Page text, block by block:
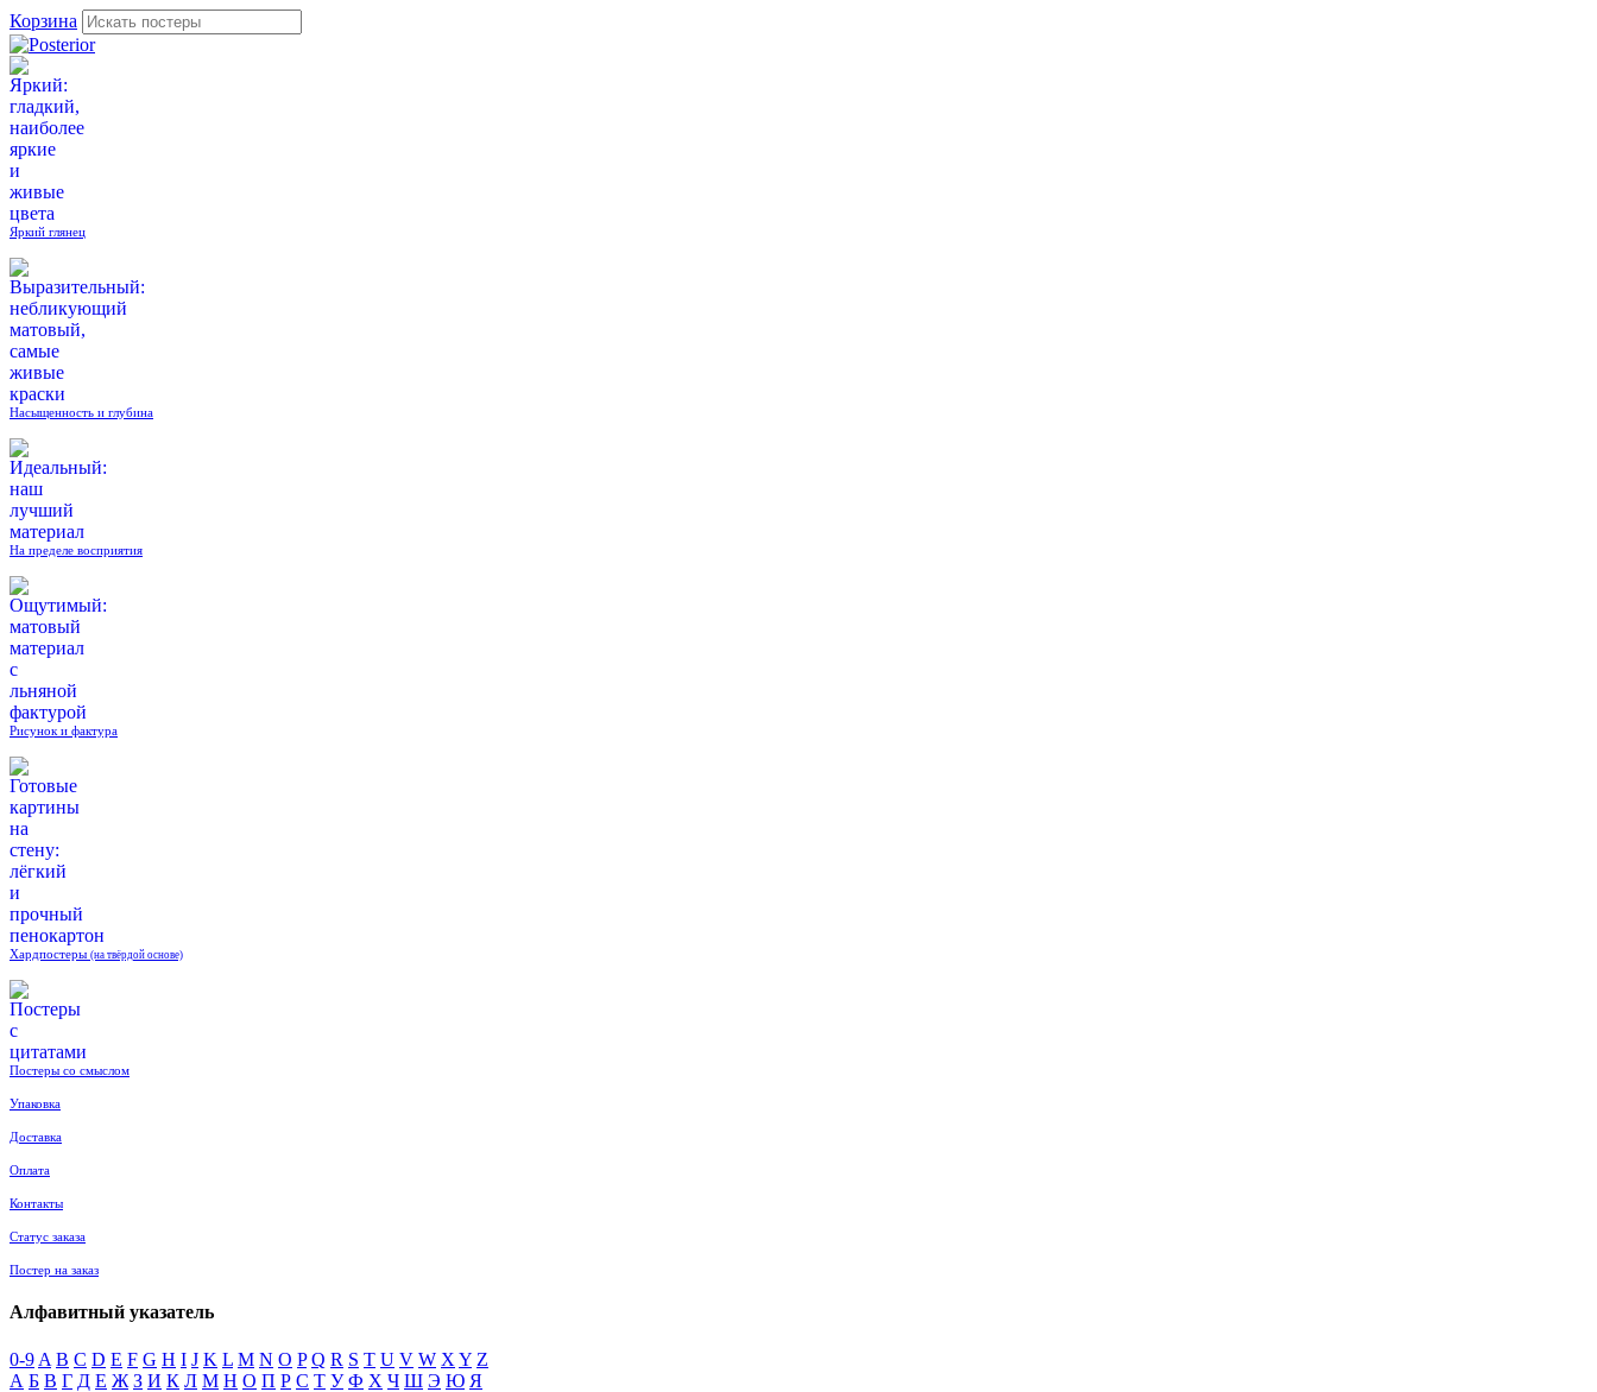
Корзина
Яркий глянец
Насыщенность и глубина
На пределе восприятия
Рисунок и фактура
Хардпостеры (на твёрдой основе)
Постеры со смыслом
Упаковка
Доставка
Оплата
Контакты
Статус заказа
Постер на заказ
Алфавитный указатель
0-9 A B C D E F G H I J K L M N O P Q R S T U V W X Y Z
А Б В Г Д Е Ж З И К Л М Н О П Р С Т У Ф Х Ч Ш Э Ю Я